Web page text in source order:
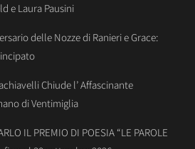
e Laura Pausini
delle Nozze di Ranieri e Grace:
Chiude l’ Affascinante
di Ventimiglia
IL PREMIO DI POESIA “LE PAROLE